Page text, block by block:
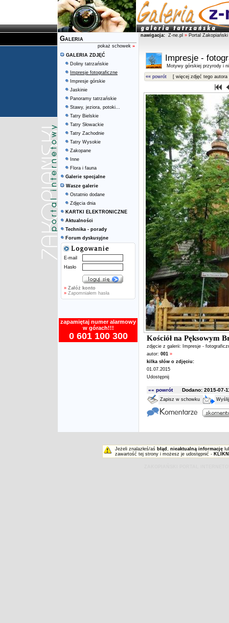
Galeria
pokaż schowek »
GALERIA ZDJĘĆ
Doliny tatrzańskie
Impresje fotograficzne
Impresje górskie
Jaskinie
Panoramy tatrzańskie
Stawy, jeziora, potoki...
Tatry Bielskie
Tatry Słowackie
Tatry Zachodnie
Tatry Wysokie
Zakopane
Inne
Flora i fauna
Galerie specjalne
Wasze galerie
Ostatnio dodane
Zdjęcia dnia
KARTKI ELEKTRONICZNE
Aktualności
Technika - porady
Forum dyskusyjne
E-mail
Hasło
» Załóż konto
» Zapomniałem hasła
zapamiętaj numer alarmowy
w górach!!!
0 601 100 300
nawigacja: Z-ne.pl » Portal Zakopiański
Impresje -
Motywy górskiej przyrody i
«« powrót [ więcej zdjęć tego autora
Kościół na Pęksowym
zdjęcie z galerii:
Impresje -
autor: 001 »
kilka słów o zdjęciu:
01.07.2015
Udostępnij
«« powrótDodano: 2015-07-
Zapisz w schowku
Jeżeli znalazłeś/aś błąd , nieaktualną informację
zawartość tej strony i możesz je udostępnić -